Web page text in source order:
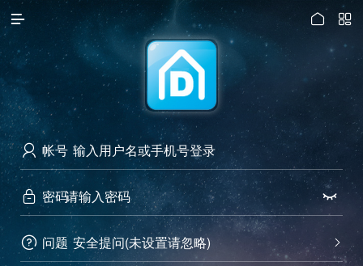

访问电脑版
 

 帐号
 密码 
 问题 
安全提问(未设置请忽略)